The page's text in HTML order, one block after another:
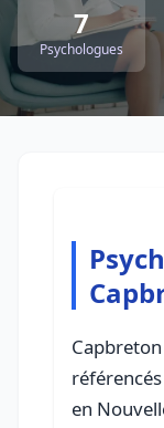
7
Psychologues
en